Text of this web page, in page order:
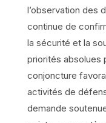
l’observation des
continue de
la sécurité et la
priorités absolues
conjoncture
activités de
demande